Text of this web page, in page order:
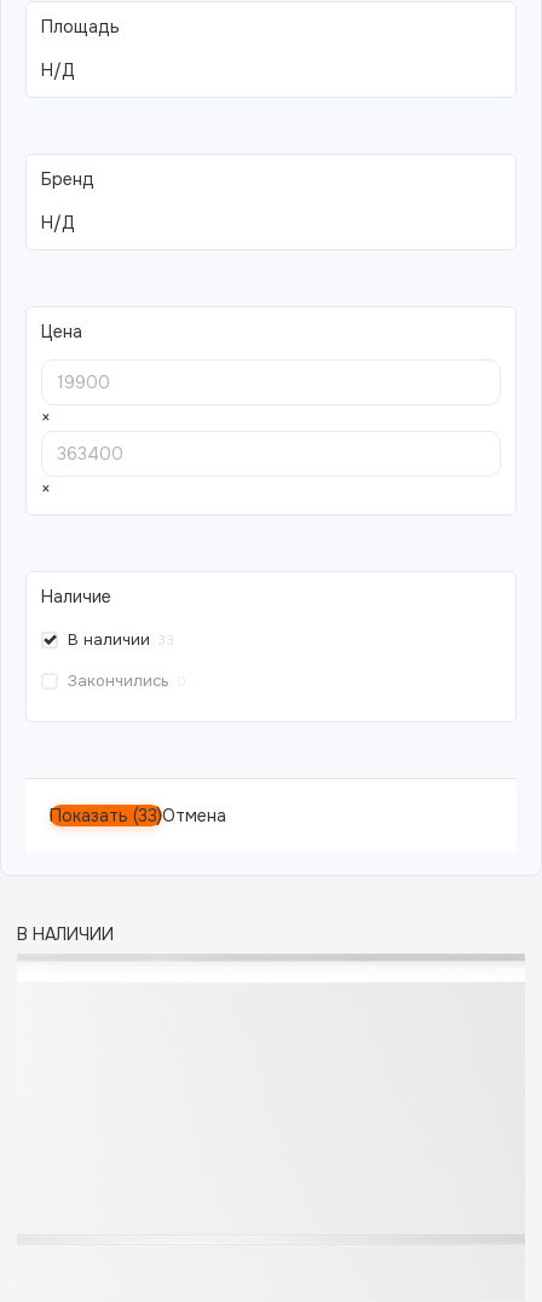
Площадь
Н/Д
Бренд
Н/Д
Цена
×
×
Наличие
В наличии 33
Закончились
Показать (33)Отмена
В НАЛИЧИИ